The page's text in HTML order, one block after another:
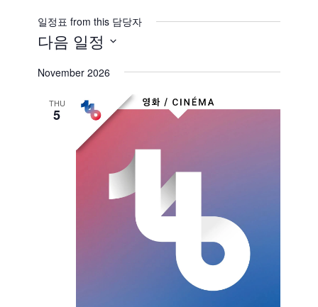
일정표 from this 담당자
다음 일정
짜
November 2026
THU
5